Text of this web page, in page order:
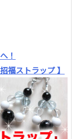
！
福ストラップ 】